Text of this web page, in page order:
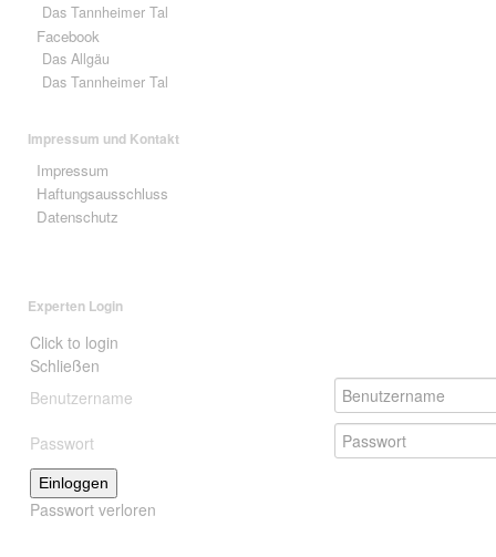
Das Tannheimer Tal
Facebook
Das Allgäu
Das Tannheimer Tal
Impressum und Kontakt
Impressum
Haftungsausschluss
Datenschutz
Experten Login
Click to login
Schließen
Benutzername
Passwort
Einloggen
Passwort verloren